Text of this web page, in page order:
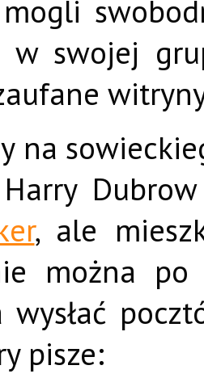
w swojej
na
, ale
można
wysłać
pisze: